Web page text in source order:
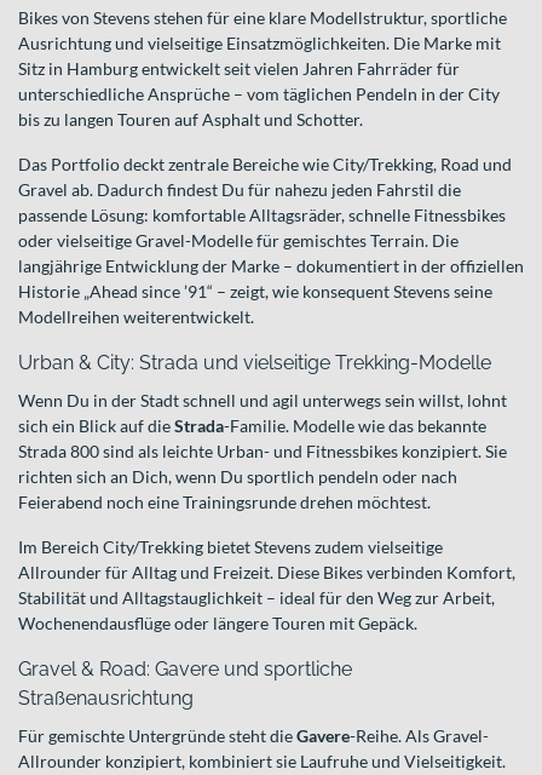
Bikes von Stevens stehen für eine klare Modellstruktur, sportliche
Ausrichtung und vielseitige Einsatzmöglichkeiten. Die Marke mit
Sitz in Hamburg entwickelt seit vielen Jahren Fahrräder für
unterschiedliche Ansprüche – vom täglichen Pendeln in der City
bis zu langen Touren auf Asphalt und Schotter.
Das Portfolio deckt zentrale Bereiche wie City/Trekking, Road und
Gravel ab. Dadurch findest Du für nahezu jeden Fahrstil die
passende Lösung: komfortable Alltagsräder, schnelle Fitnessbikes
oder vielseitige Gravel-Modelle für gemischtes Terrain. Die
langjährige Entwicklung der Marke – dokumentiert in der offiziellen
Historie „Ahead since ’91“ – zeigt, wie konsequent Stevens seine
Modellreihen weiterentwickelt.
Urban & City: Strada und vielseitige Trekking-Modelle
Wenn Du in der Stadt schnell und agil unterwegs sein willst, lohnt
sich ein Blick auf dieStrada-Familie. Modelle wie das bekannte
Strada 800 sind als leichte Urban- und Fitnessbikes konzipiert. Sie
richten sich an Dich, wenn Du sportlich pendeln oder nach
Feierabend noch eine Trainingsrunde drehen möchtest.
Im Bereich City/Trekking bietet Stevens zudem vielseitige
Allrounder für Alltag und Freizeit. Diese Bikes verbinden Komfort,
Stabilität und Alltagstauglichkeit – ideal für den Weg zur Arbeit,
Wochenendausflüge oder längere Touren mit Gepäck.
Gravel & Road: Gavere und sportliche
Straßenausrichtung
Für gemischte Untergründe steht dieGavere-Reihe. Als Gravel-
Allrounder konzipiert, kombiniert sie Laufruhe und Vielseitigkeit.